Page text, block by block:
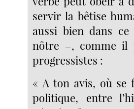
servir la bêtise
aussi bien dans
nôtre –, comme il
progressistes :
« A ton avis, où
politique, entre